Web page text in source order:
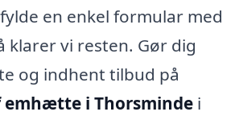
en enkel formular med
klarer vi resten. Gør dig
og indhent tilbud på
i Thorsminde i